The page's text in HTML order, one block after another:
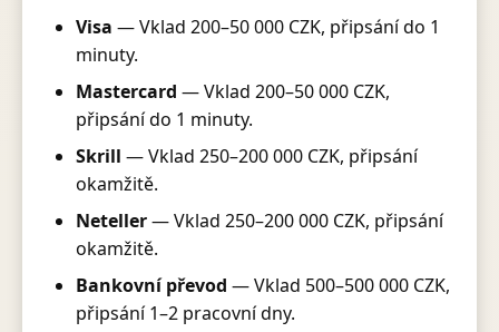
Visa — Vklad 200–50 000 CZK, připsání do 1
minuty.
Mastercard — Vklad 200–50 000 CZK,
připsání do 1 minuty.
Skrill — Vklad 250–200 000 CZK, připsání
okamžitě.
Neteller— Vklad 250–200 000 CZK, připsání
okamžitě.
Bankovní převod — Vklad 500–500 000 CZK,
připsání 1–2 pracovní dny.